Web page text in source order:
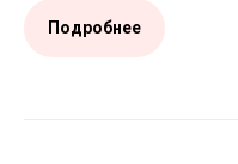
Подробнее